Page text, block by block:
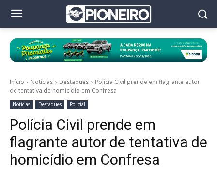
Início Notícias Destaques
Polícia Civil prende em flagrante autor
de tentativa de homicídio em Confresa
Notícias Destaques Policial
Polícia Civil prende em
flagrante autor de tentativa de
homicídio em Confresa